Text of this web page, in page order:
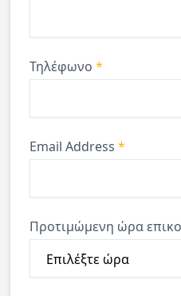
Τηλέφωνο *
Email Address *
Προτιμώμενη ώρα